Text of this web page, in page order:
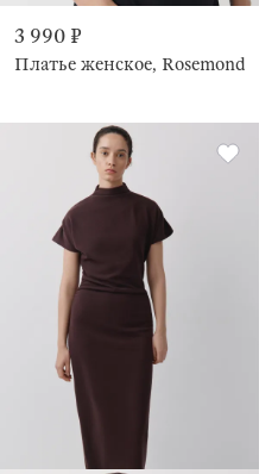
3 990 ₽
Платье женское, Rosemond